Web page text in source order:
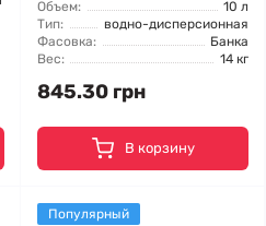
Объем:
10 л
Тип:
водно-дисперсионная
Фасовка:
Банка
Вес:
14 кг
845.30 грн
В корзину
Популярный